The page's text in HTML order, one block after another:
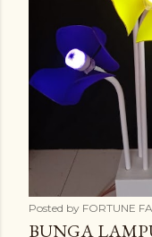
Posted by FORTUNE
BUNGA